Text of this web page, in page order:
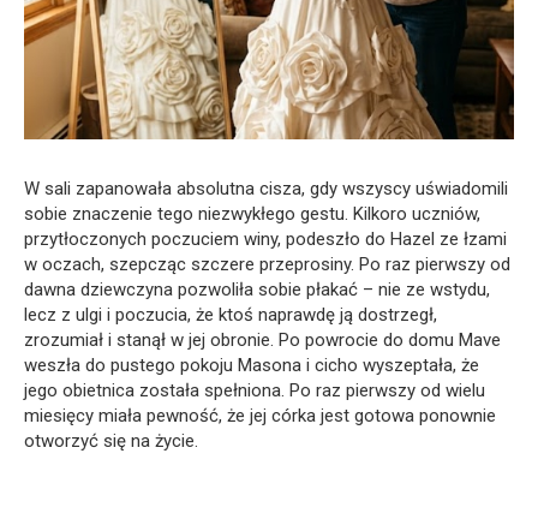
W sali zapanowała absolutna cisza, gdy wszyscy uświadomili
sobie znaczenie tego niezwykłego gestu. Kilkoro uczniów,
przytłoczonych poczuciem winy, podeszło do Hazel ze łzami
w oczach, szepcząc szczere przeprosiny. Po raz pierwszy od
dawna dziewczyna pozwoliła sobie płakać – nie ze wstydu,
lecz z ulgi i poczucia, że ktoś naprawdę ją dostrzegł,
zrozumiał i stanął w jej obronie. Po powrocie do domu Mave
weszła do pustego pokoju Masona i cicho wyszeptała, że
jego obietnica została spełniona. Po raz pierwszy od wielu
miesięcy miała pewność, że jej córka jest gotowa ponownie
otworzyć się na życie.